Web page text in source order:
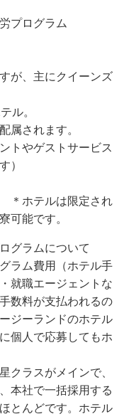
プログラム
が、主にクイーンズ
ル。
属されます。
トやゲストサービス
）
＊ホテルは限定され
可能です。
グラムについて
ラム費用（ホテル手
就職エージェントな
数料が支払われるの
ジーランドのホテル
個人で応募してもホ
クラスがメインで、
本社で一括採用する
とんどです。ホテル